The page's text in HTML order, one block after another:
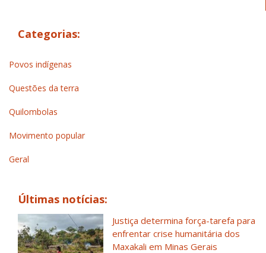
Categorias:
Povos indígenas
Questões da terra
Quilombolas
Movimento popular
Geral
Últimas notícias:
Justiça determina força-tarefa para
enfrentar crise humanitária dos
Maxakali em Minas Gerais